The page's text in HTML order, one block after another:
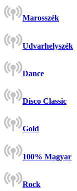
Marosszék
Udvarhelyszék
Dance
Disco Classic
Gold
100% Magyar
Rock